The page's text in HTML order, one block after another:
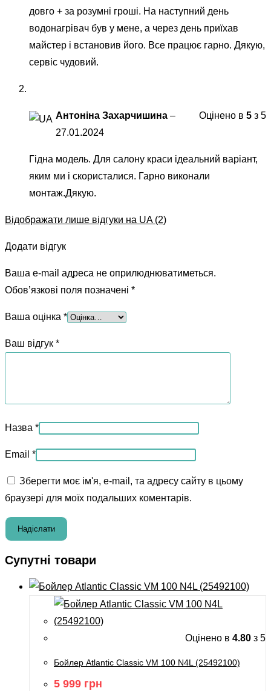
довго + за розумні гроші. На наступний день
водонагрівач був у мене, а через день приїхав
майстер і встановив його. Все працює гарно. Дякую,
сервіс чудовий.
Оцінено в 5 з 5
Антоніна Захарчишина –
27.01.2024
Гідна модель. Для салону краси ідеальний варіант,
яким ми і скористалися. Гарно виконали
монтаж.Дякую.
Відображати лише відгуки на UA (2)
Додати відгук
Ваша e-mail адреса не оприлюднюватиметься.
Обов’язкові поля позначені *
Ваша оцінка *
Ваш відгук *
Назва *
Email *
Зберегти моє ім'я, e-mail, та адресу сайту в цьому
браузері для моїх подальших коментарів.
Супутні товари
Оцінено в 4.80 з 5
Бойлер Atlantic Classic VM 100 N4L (25492100)
5 999 грн